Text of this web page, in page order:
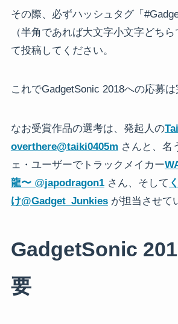
その際、必ずハッシュタグ「
（半角であれば大文字小文字どち
て投稿してください。
これでGadgetSonic 2018への応募は
なお受賞作品の選考は、発起人の
overthere@taiki0405m さんと、名
ェ・ユーザーでトラックメイカー
龍〜 @japodragon1さん、そして
け@Gadget_Junkiesが担当させて
GadgetSonic
要